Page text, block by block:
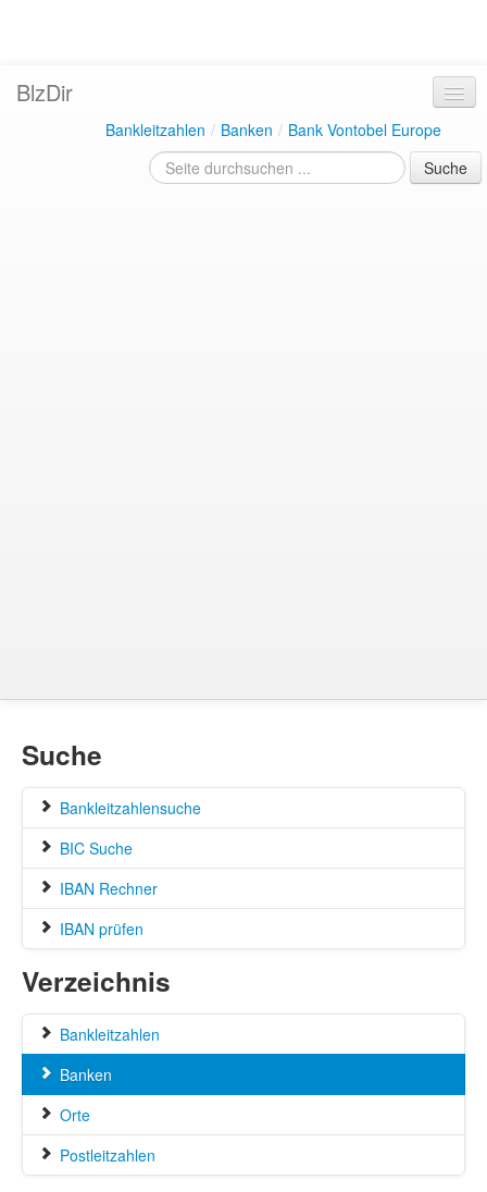
BlzDir
Bankleitzahlen / Banken / Bank Vontobel Europe
Suche
Suche
Bankleitzahlensuche
BIC Suche
IBAN Rechner
IBAN prüfen
Verzeichnis
Bankleitzahlen
Banken
Orte
Postleitzahlen